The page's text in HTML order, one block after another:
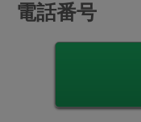
電話番号